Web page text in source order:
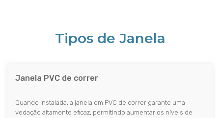
Tipos de Janela
Janela PVC de correr
Quando instalada, a janela em PVC de correr garante uma
vedação altamente eficaz, permitindo aumentar os níveis de